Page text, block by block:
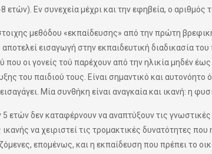
ετών). Εν συνεχεία μέχρι και την εφηβεία, ο
μεθόδου «εκπαίδευσης» από την πρώτη
εισαγωγή στην εκπαιδευτική διαδικασία
οι γονείς τού παρέχουν από την ηλικία μηδέν
του παιδιού τους. Είναι σημαντικό και
Μία συνθήκη είναι αναγκαία και ικανή: η
ετών δεν καταφέρνουν να αναπτύξουν τις
να χειριστεί τις τρομακτικές δυνατότητες
επομένως, και η εκπαίδευση που πρέπει το